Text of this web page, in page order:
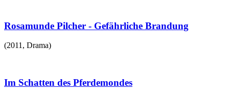
Rosamunde Pilcher - Gefährliche Brandung
(2011, Drama)
Im Schatten des Pferdemondes